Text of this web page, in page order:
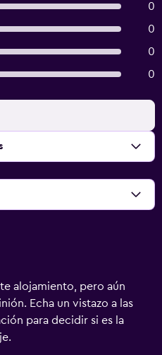
0
0
0
0
alojamiento, pero aún
Echa un vistazo a las
para decidir si es la